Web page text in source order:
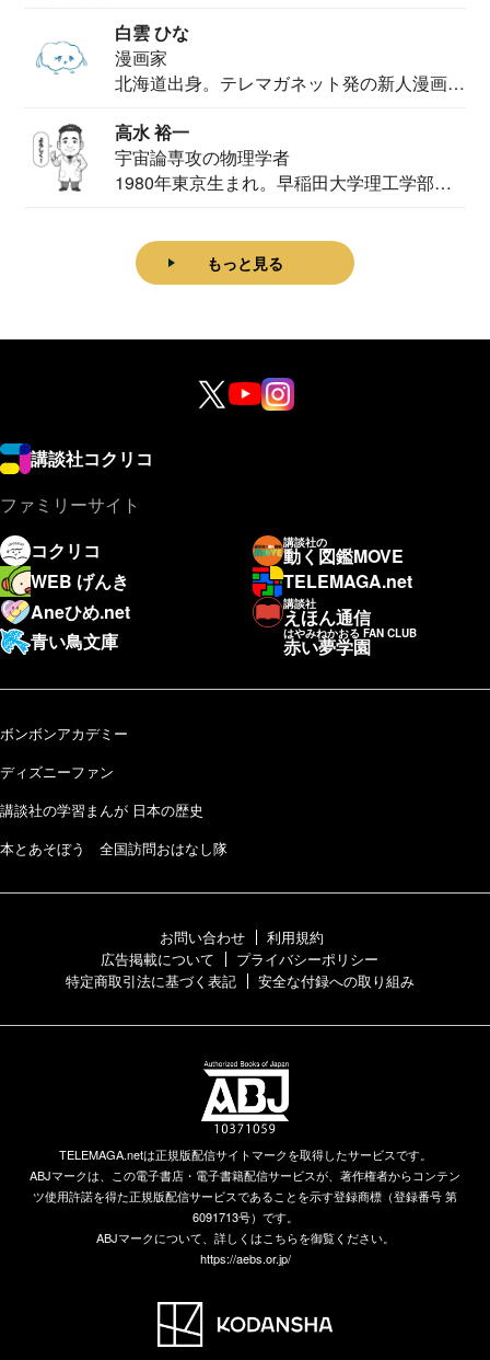
白雲 ひな
漫画家
北海道出身。テレマガネット発の新人漫画
高水 裕一
宇宙論専攻の物理学者
1980年東京生まれ。早稲田大学理工学部物
もっと見る
講談社コクリコ
ファミリーサイト
コクリコ
講談社の
動く図鑑MOVE
WEB げんき
TELEMAGA.net
Aneひめ.net
講談社
えほん通信
青い鳥文庫
はやみねかおる FAN CLUB
赤い夢学園
ボンボンアカデミー
ディズニーファン
講談社の学習まんが 日本の歴史
本とあそぼう 全国訪問おはなし隊
お問い合わせ
利用規約
広告掲載について
プライバシーポリシー
特定商取引法に基づく表記
安全な付録への取り組み
TELEMAGA.netは正規版配信サイトマークを取得したサービスです。
ABJマークは、この電子書店・電子書籍配信サービスが、著作権者からコンテン
ツ使用許諾を得た正規版配信サービスであることを示す登録商標（登録番号 第
6091713号）です。
ABJマークについて、詳しくはこちらを御覧ください。
https://aebs.or.jp/